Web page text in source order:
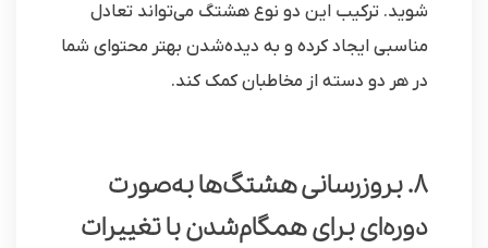
شوید. ترکیب این دو نوع هشتگ می‌تواند تعادل
مناسبی ایجاد کرده و به دیده‌شدن بهتر محتوای شما
در هر دو دسته از مخاطبان کمک کند.
8. بروزرسانی هشتگ‌ها به‌صورت
دوره‌ای برای همگام‌شدن با تغییرات